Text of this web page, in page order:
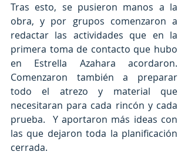
Tras esto, se pusieron manos a la
obra, y por grupos comenzaron a
redactar las actividades que en la
primera toma de contacto que hubo
en Estrella Azahara acordaron.
Comenzaron también a preparar
todo el atrezo y material que
necesitaran para cada rincón y cada
prueba.  Y aportaron más ideas con
las que dejaron toda la planificación
cerrada.